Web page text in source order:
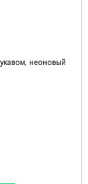
неоновый